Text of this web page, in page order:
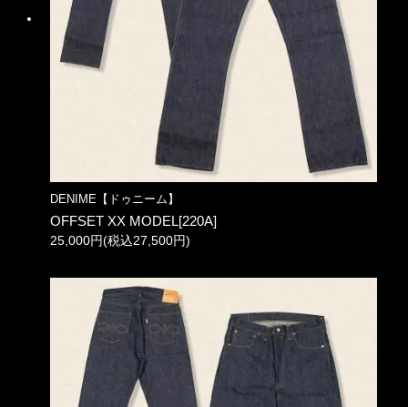
DENIME【ドゥニーム】
OFFSET XX MODEL[220A]
25,000円(税込27,500円)